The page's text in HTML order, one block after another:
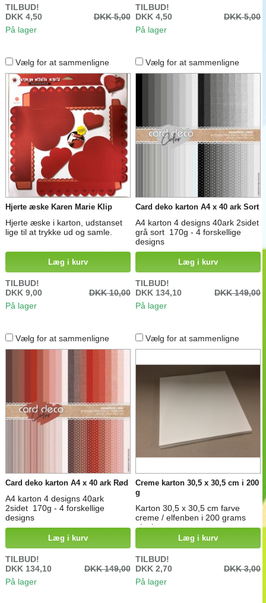
TILBUD!
DKK 4,50
DKK 5,00
På lager
TILBUD!
DKK 4,50
DKK 5,00
På lager
Vælg for at sammenligne
Hjerte æske Karen Marie Klip
Hjerte æske i karton, udstanset
lige til at trykke ud og samle.
Læg i kurv
TILBUD!
DKK 9,00
DKK 10,00
På lager
Vælg for at sammenligne
Card deko karton A4 x 40 ark Sort
A4 karton 4 designs 40ark 2sidet
grå sort 170g - 4 forskellige
designs
Læg i kurv
TILBUD!
DKK 134,10
DKK 149,00
På lager
Vælg for at sammenligne
Card deko karton A4 x 40 ark Rød
A4 karton 4 designs 40ark
2sidet 170g - 4 forskellige
designs
Læg i kurv
TILBUD!
DKK 134,10
DKK 149,00
På lager
Vælg for at sammenligne
Creme karton 30,5 x 30,5 cm i 200
g
Karton 30,5 x 30,5 cm farve
creme / elfenben i 200 grams
glat karton
Læg i kurv
TILBUD!
DKK 2,70
DKK 3,00
På lager